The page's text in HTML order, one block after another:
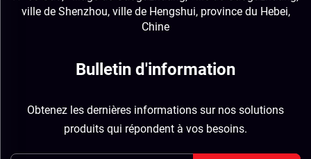
ville de Shenzhou, ville de Hengshui, province du Hebei,
Chine
Bulletin d'information
Obtenez les dernières informations sur nos solutions
produits qui répondent à vos besoins.